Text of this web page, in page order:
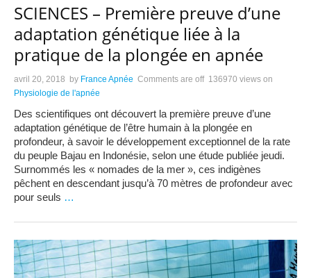
SCIENCES – Première preuve d’une
adaptation génétique liée à la
pratique de la plongée en apnée
avril 20, 2018 by France Apnée Comments are off 136970 views on
Physiologie de l'apnée
Des scientifiques ont découvert la première preuve d’une
adaptation génétique de l’être humain à la plongée en
profondeur, à savoir le développement exceptionnel de la rate
du peuple Bajau en Indonésie, selon une étude publiée jeudi.
Surnommés les « nomades de la mer », ces indigènes
pêchent en descendant jusqu’à 70 mètres de profondeur avec
pour seuls …